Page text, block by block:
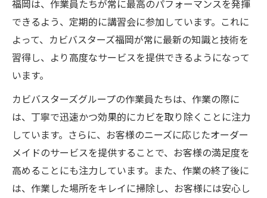
福岡は、作業員たちが常に最高のパフォーマンスを発揮
できるよう、定期的に講習会に参加しています。これに
よって、カビバスターズ福岡が常に最新の知識と技術を
習得し、より高度なサービスを提供できるようになって
います。
カビバスターズグループの作業員たちは、作業の際に
は、丁寧で迅速かつ効果的にカビを取り除くことに注力
しています。さらに、お客様のニーズに応じたオーダー
メイドのサービスを提供することで、お客様の満足度を
高めることにも注力しています。また、作業の終了後に
は、作業した場所をキレイに掃除し、お客様には安心し